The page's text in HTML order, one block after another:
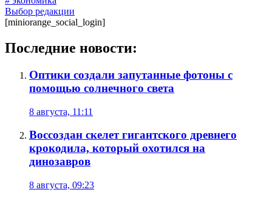
Выбор редакции
[miniorange_social_login]
Последние новости:
Оптики создали запутанные фотоны с
помощью солнечного света
8 августа, 11:11
Воссоздан скелет гигантского древнего
крокодила, который охотился на
динозавров
8 августа, 09:23